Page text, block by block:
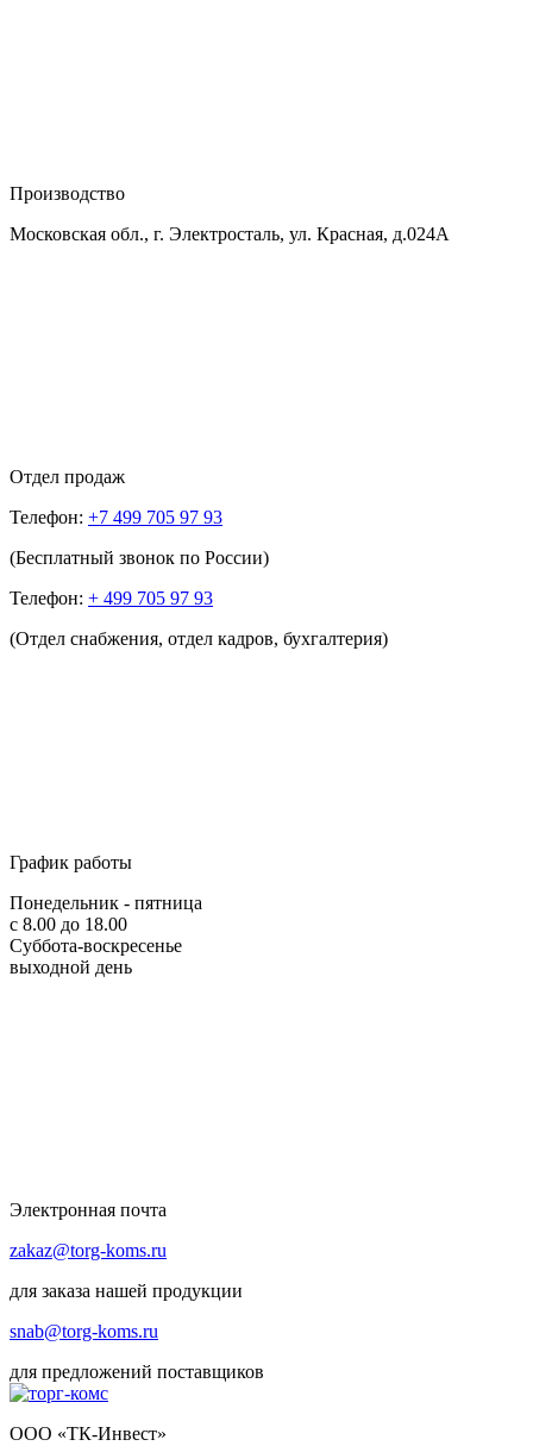
Производство
Московская обл., г. Электросталь, ул. Красная, д.024А
Отдел продаж
Телефон: +7 499 705 97 93
(Бесплатный звонок по России)
Телефон: + 499 705 97 93
(Отдел снабжения, отдел кадров, бухгалтерия)
График работы
Понедельник - пятница
с 8.00 до 18.00
Суббота-воскресенье
выходной день
Электронная почта
zakaz@torg-koms.ru
для заказа нашей продукции
snab@torg-koms.ru
для предложений поставщиков
ООО «ТК-Инвест»